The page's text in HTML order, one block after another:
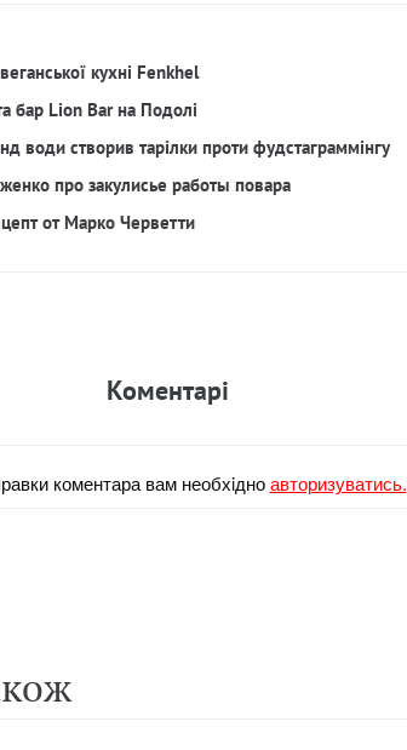
кухні Fenkhel
бар Lion Bar на Подолі
води створив тарілки проти фудстаграммінгу
про закулисье работы повара
от Марко Черветти
Коментарi
коментара вам необхiдноавторизуватись.